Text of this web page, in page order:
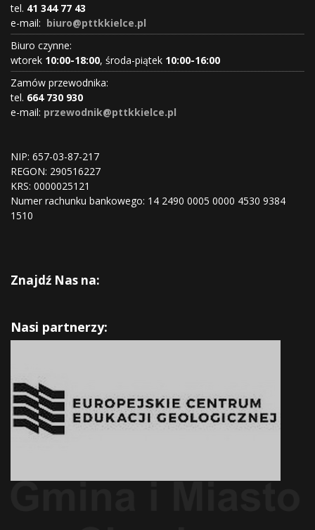
tel. 41 344 77 43
e-mail: biuro@pttkkielce.pl
Biuro czynne:
wtorek 10:00-18:00, środa-piątek 10:00-16:00
Zamów przewodnika:
tel. 664 730 930
e-mail: przewodnik@pttkkielce.pl
NIP: 657-03-87-217
REGON: 290516227
KRS: 0000025121
Numer rachunku bankowego: 14 2490 0005 0000 4530 9384
1510
Znajdź Nas na:
Nasi partnerzy: